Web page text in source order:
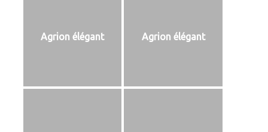
Agrion élégant Agrion élégant